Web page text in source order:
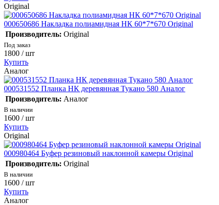
Original
000650686 Накладка полиамидная НК 60*7*670 Original
Производитель: Original
Под заказ
1800 / шт
Купить
Аналог
000531552 Планка НК деревянная Тукано 580 Аналог
Производитель: Аналог
В наличии
1600 / шт
Купить
Original
000980464 Буфер резиновый наклонной камеры Original
Производитель: Original
В наличии
1600 / шт
Купить
Аналог